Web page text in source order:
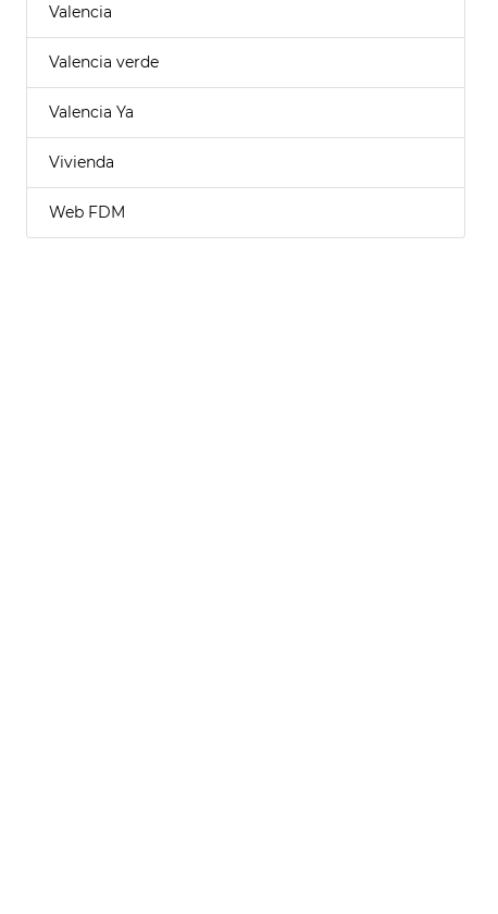
Valencia
Valencia verde
Valencia Ya
Vivienda
Web FDM